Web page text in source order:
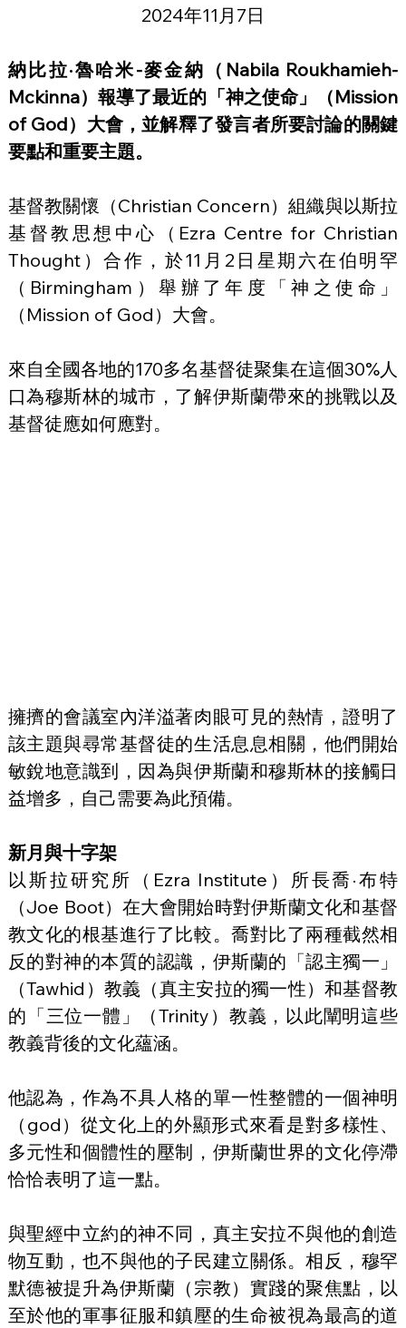
2024年11月7日
納比拉·魯哈米-麥金納（Nabila Roukhamieh-
Mckinna）報導了最近的「神之使命」（Mission
of God）大會，並解釋了發言者所要討論的關鍵
要點和重要主題。
基督教關懷（Christian Concern）組織與以斯拉
基督教思想中心（Ezra Centre for Christian
Thought）合作，於11月2日星期六在伯明罕
（Birmingham）舉辦了年度「神之使命」
（Mission of God）大會。
來自全國各地的170多名基督徒聚集在這個30%人
口為穆斯林的城市，了解伊斯蘭帶來的挑戰以及
基督徒應如何應對。
擁擠的會議室內洋溢著肉眼可見的熱情，證明了
該主題與尋常基督徒的生活息息相關，他們開始
敏銳地意識到，因為與伊斯蘭和穆斯林的接觸日
益增多，自己需要為此預備。
新月與十字架
以斯拉研究所（Ezra Institute）所長喬·布特
（Joe Boot）在大會開始時對伊斯蘭文化和基督
教文化的根基進行了比較。喬對比了兩種截然相
反的對神的本質的認識，伊斯蘭的「認主獨一」
（Tawhid）教義（真主安拉的獨一性）和基督教
的「三位一體」（Trinity）教義，以此闡明這些
教義背後的文化蘊涵。
他認為，作為不具人格的單一性整體的一個神明
（god）從文化上的外顯形式來看是對多樣性、
多元性和個體性的壓制，伊斯蘭世界的文化停滯
恰恰表明了這一點。
與聖經中立約的神不同，真主安拉不與他的創造
物互動，也不與他的子民建立關係。相反，穆罕
默德被提升為伊斯蘭（宗教）實踐的聚焦點，以
至於他的軍事征服和鎮壓的生命被視為最高的道